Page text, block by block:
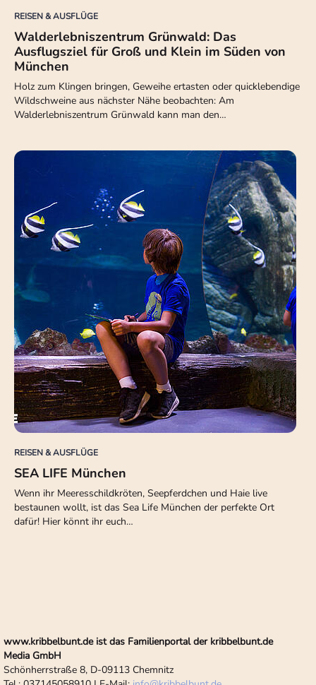
REISEN & AUSFLÜGE
Walderlebniszentrum Grünwald: Das
Ausflugsziel für Groß und Klein im Süden von
München
Holz zum Klingen bringen, Geweihe ertasten oder quicklebendige
Wildschweine aus nächster Nähe beobachten: Am
Walderlebniszentrum Grünwald kann man den…
REISEN & AUSFLÜGE
SEA LIFE München
Wenn ihr Meeresschildkröten, Seepferdchen und Haie live
bestaunen wollt, ist das Sea Life München der perfekte Ort
dafür! Hier könnt ihr euch…
www.kribbelbunt.de ist das Familienportal der kribbelbunt.de
Media GmbH
Schönherrstraße 8, D-09113 Chemnitz